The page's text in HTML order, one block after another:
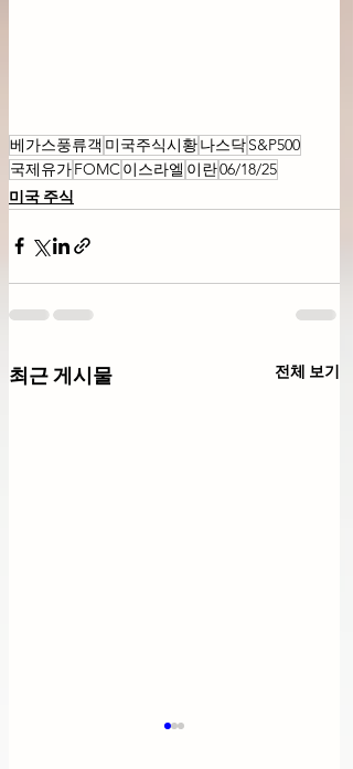
베가스풍류객 미국주식시황나스닥S&P500
국제유가FOMC이스라엘 이란06/18/25
미국 주식
최근 게시물 전체 보기